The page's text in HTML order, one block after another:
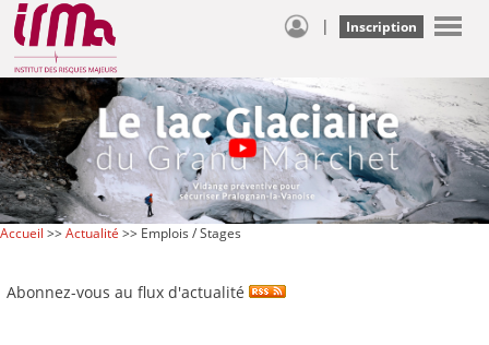
| Inscription
Accueil >>Actualité >> Emplois / Stages
Abonnez-vous au flux d'actualité